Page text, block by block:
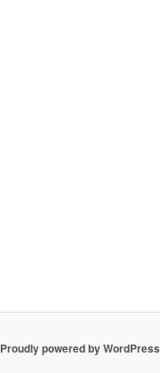
Proudly powered by WordPress